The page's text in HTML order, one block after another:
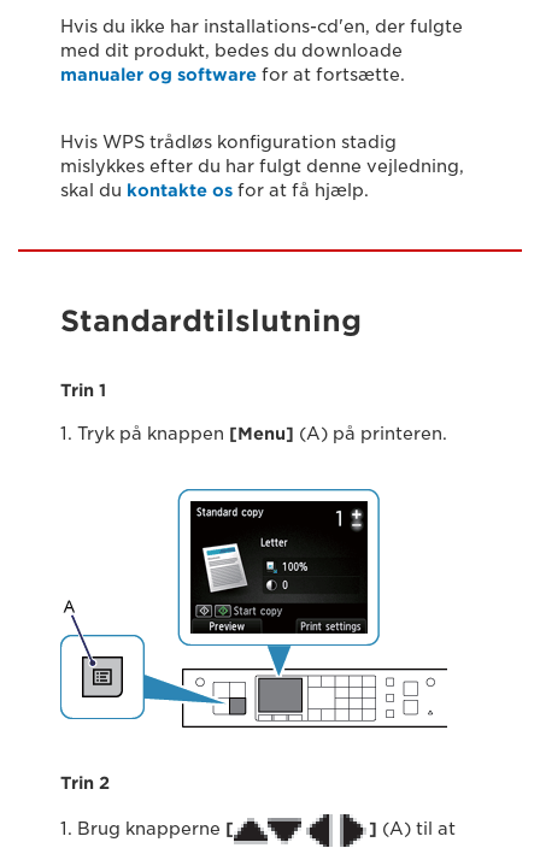
Hvis du ikke har installations-cd'en, der fulgte
med dit produkt, bedes du downloade
manualer og software for at fortsætte.
Hvis WPS trådløs konfiguration stadig
mislykkes efter du har fulgt denne vejledning,
skal du kontakte os for at få hjælp.
Standardtilslutning
Trin 1
1. Tryk på knappen [Menu] (A) på printeren.
Trin 2
1. Brug knapperne [ ] (A) til at